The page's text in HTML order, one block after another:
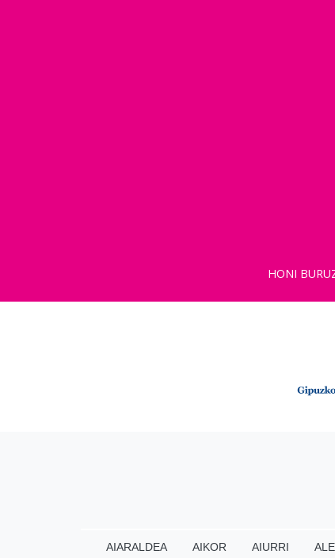
HONI
AIARALDEA AIKOR AIURRI